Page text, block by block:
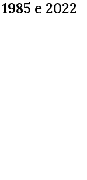
e 2022